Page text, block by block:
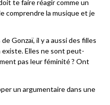
te faire réagir comme un
comprendre la musique et je
Gonzaï, il y a aussi des filles
existe. Elles ne sont peut-
pas leur féminité ? Ont
un argumentaire dans une